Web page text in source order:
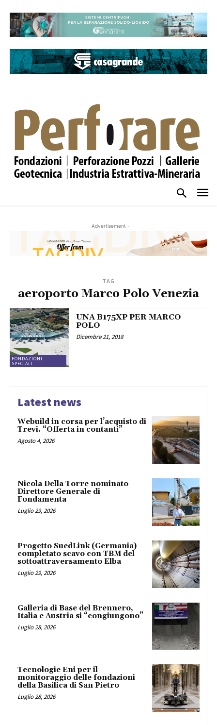
- Advertisement -
TAG
aeroporto Marco Polo Venezia
FONDAZIONI
SPECIALI
UNA B175XP PER MARCO
POLO
Dicembre 21, 2018
Latest news
Webuild in corsa per l’acquisto di
Trevi. “Offerta in contanti”
Agosto 4, 2026
Nicola Della Torre nominato
Direttore Generale di
Fondamenta
Luglio 29, 2026
Progetto SuedLink (Germania)
completato scavo con TBM del
sottoattraversamento Elba
Luglio 29, 2026
Galleria di Base del Brennero,
Italia e Austria si “congiungono”
Luglio 28, 2026
Tecnologie Eni per il
monitoraggio delle fondazioni
della Basilica di San Pietro
Luglio 28, 2026